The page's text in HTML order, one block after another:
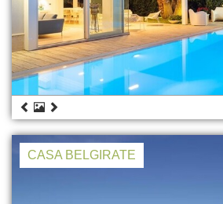
CASA BELGIRATE